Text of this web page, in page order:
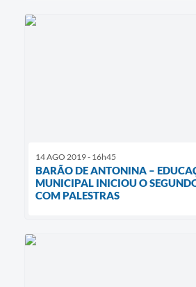
14 AGO 2019 - 16h45
BARÃO DE ANTONINA –
MUNICIPAL INICIOU O
COM PALESTRAS